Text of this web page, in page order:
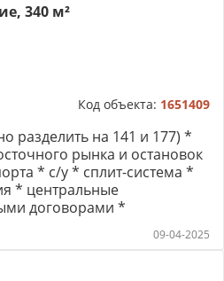
340 м²
Код объекта: 1651409
разделить на 141 и 177) *
рынка и остановок
* с/у * сплит-система *
* центральные
договорами *
объекта:
09-04-2025